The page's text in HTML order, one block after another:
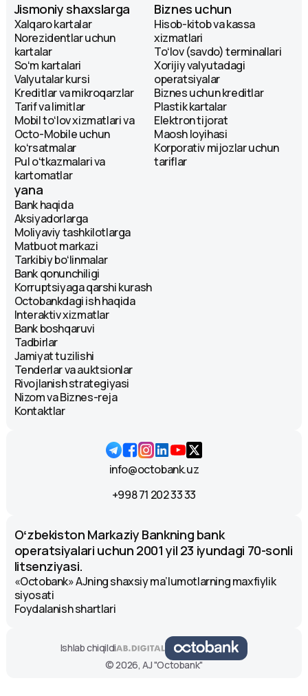
Jismoniy shaxslarga
Xalqaro kartalar
Norezidentlar uchun
kartalar
Soʻm kartalari
Valyutalar kursi
Kreditlar va mikroqarzlar
Tarif va limitlar
Mobil toʻlov xizmatlari va
Octo-Mobile uchun
koʻrsatmalar
Pul oʻtkazmalari va
kartomatlar
Biznes uchun
Hisob-kitob va kassa
xizmatlari
Toʻlov (savdo) terminallari
Xorijiy valyutadagi
operatsiyalar
Biznes uchun kreditlar
Plastik kartalar
Elektron tijorat
Maosh loyihasi
Korporativ mijozlar uchun
tariflar
yana
Bank haqida
Aksiyadorlarga
Moliyaviy tashkilotlarga
Matbuot markazi
Tarkibiy boʻlinmalar
Bank qonunchiligi
Korruptsiyaga qarshi kurash
Octobankdagi ish haqida
Interaktiv xizmatlar
Bank boshqaruvi
Tadbirlar
Jamiyat tuzilishi
Tenderlar va auktsionlar
Rivojlanish strategiyasi
Nizom va Biznes-reja
Kontaktlar
info@octobank.uz
+998 71 202 33 33
Oʻzbekiston Markaziy Bankning bank
operatsiyalari uchun 2001 yil 23 iyundagi 70-sonli
litsenziyasi.
«Octobank» AJning shaxsiy ma’lumotlarning maxfiylik
siyosati
Foydalanish shartlari
Ishlab chiqildi
© 2026, AJ "Octobank"